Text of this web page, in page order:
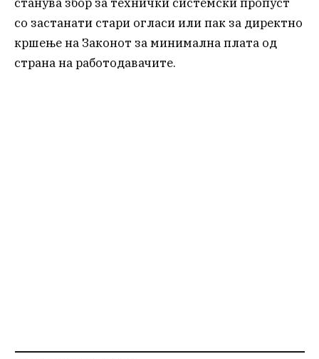
со застанати стари огласи или пак за директно
кршење на Законот за минимална плата од
страна на работодавачите.